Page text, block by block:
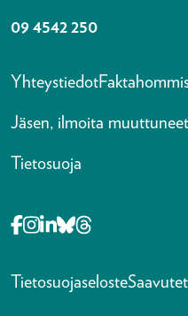
09 4542 250
Yhteystiedot
Jäsen, ilmoita
Tietosuoja
Opens in a new tab
Opens in a new tab
Opens in a new
Opens in a new
Tietosuojaseloste